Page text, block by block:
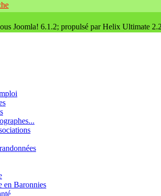
Joomla! 6.1.2; propulsé par Helix Ultimate
en Baronnies